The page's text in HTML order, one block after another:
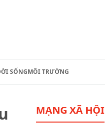
SỐNGMÔI TRƯỜNG
MẠNG XÃ HỘI